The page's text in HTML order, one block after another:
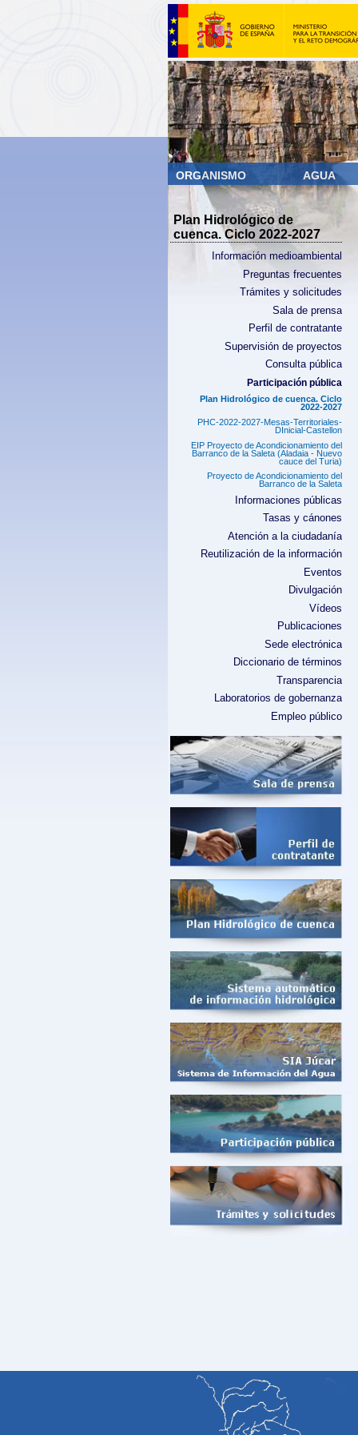
ORGANISMO AGUA
Plan Hidrológico de
cuenca. Ciclo 2022-2027
Información medioambiental
Preguntas frecuentes
Trámites y solicitudes
Sala de prensa
Perfil de contratante
Supervisión de proyectos
Consulta pública
Participación pública
Plan Hidrológico de cuenca. Ciclo
2022-2027
PHC-2022-2027-Mesas-Territoriales-
DInicial-Castellon
EIP Proyecto de Acondicionamiento del
Barranco de la Saleta (Aladaia - Nuevo
cauce del Turia)
Proyecto de Acondicionamiento del
Barranco de la Saleta
Informaciones públicas
Tasas y cánones
Atención a la ciudadanía
Reutilización de la información
Eventos
Divulgación
Vídeos
Publicaciones
Sede electrónica
Diccionario de términos
Transparencia
Laboratorios de gobernanza
Empleo público